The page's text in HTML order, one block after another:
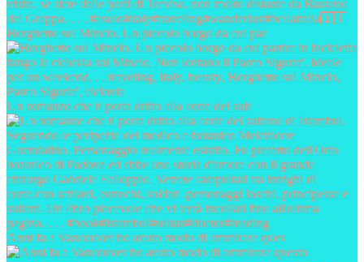
Borghetto sul Mincio. Un piccolo borgo da cui par
Un romanzo che ti porta dritto alla corte del sult
Anni fa a Vancouver ho avuto modo di ammirare ques